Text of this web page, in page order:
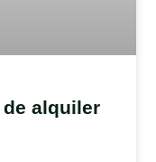
alquiler